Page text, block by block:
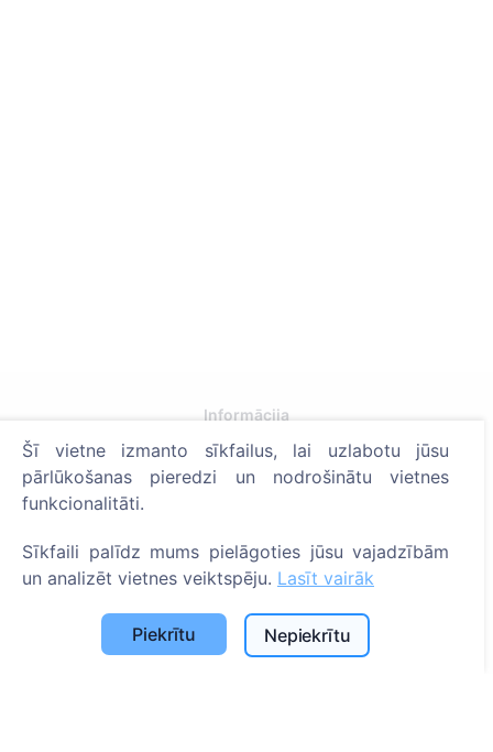
Informācija
Par CEMETY
Pašvaldību un lietotāju saraksts
Maksājumu politika
Šī vietne izmanto sīkfailus, lai uzlabotu jūsu
pārlūkošanas pieredzi un nodrošinātu vietnes
funkcionalitāti.
Sīkfaili palīdz mums pielāgoties jūsu vajadzībām
un analizēt vietnes veiktspēju. Lasīt vairāk
Piekrītu Nepiekrītu